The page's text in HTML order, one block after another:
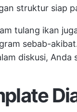
struktur siap
tulang ikan
sebab-
diskusi,